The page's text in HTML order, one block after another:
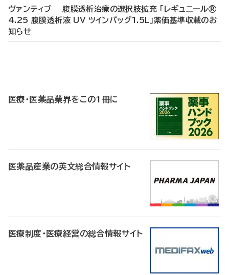
ヴァンティブ 腹膜透析治療の選択肢拡充 「レギュニール®
4.25 腹膜透析液 UV ツインバッグ1.5L」薬価基準収載のお
知らせ
医療・医薬品業界をこの1冊に
医薬品産業の英文総合情報サイト
医療制度・医療経営の総合情報サイト